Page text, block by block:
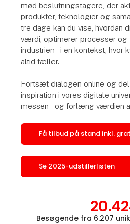
mød beslutningstagere, der
produkter, teknologier og
tre dage kan du vise, hvordan
værdi, optimerer processer og
industrien – i en kontekst, hvor
altid tæller.
Fortsæt dialogen online og
inspiration i vores digitale
messen – og forlæng værdien
Få tilbud på stand inkl.
Se 2025-udstillerlisten
Besøgende fra 6.207